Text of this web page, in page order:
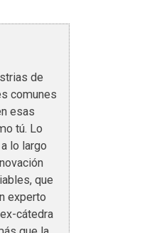
de
comunes
esas
tú. Lo
lo largo
que
experto
cátedra